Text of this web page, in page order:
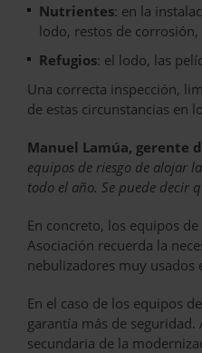
Nutrientes: en la
lodo, restos de corrosión,
Refugios: el lodo, las
Una correcta inspección,
de estas circunstancias en
Manuel Lamúa, gerente
equipos de riesgo de alojar
todo el año. Se puede decir
En concreto, los equipos
Asociación recuerda la
nebulizadores muy usados
En el caso de los equipos
garantía más de
secundaria de la